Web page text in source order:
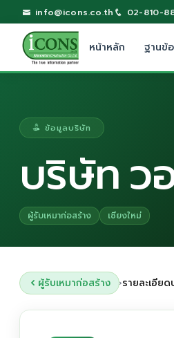
info@icons.co.th 02-810-
หน้าหลัก ฐานข้
ข้อมูลบริษัท
บริษัท ว
ผู้รับเหมาก่อสร้าง เชียงใหม่
ผู้รับเหมาก่อสร้าง ›รายละเอีย